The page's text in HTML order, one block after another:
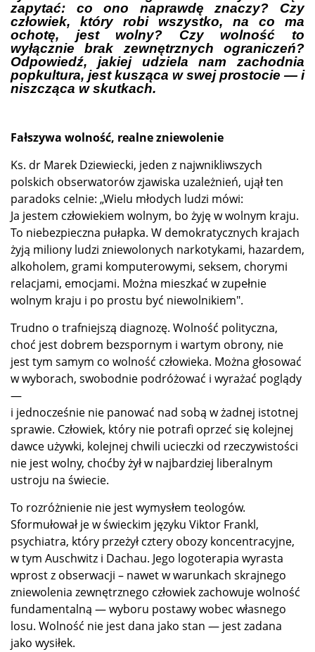
zapytać: co ono naprawdę znaczy? Czy
człowiek, który robi wszystko, na co ma
ochotę, jest wolny? Czy wolność to
wyłącznie brak zewnętrznych ograniczeń?
Odpowiedź, jakiej udziela nam zachodnia
popkultura, jest kusząca w swej prostocie — i
niszcząca w skutkach.
Fałszywa wolność, realne zniewolenie
Ks. dr Marek Dziewiecki, jeden z najwnikliwszych
polskich obserwatorów zjawiska uzależnień, ujął ten
paradoks celnie: „Wielu młodych ludzi mówi:
Ja jestem człowiekiem wolnym, bo żyję w wolnym kraju.
To niebezpieczna pułapka. W demokratycznych krajach
żyją miliony ludzi zniewolonych narkotykami, hazardem,
alkoholem, grami komputerowymi, seksem, chorymi
relacjami, emocjami. Można mieszkać w zupełnie
wolnym kraju i po prostu być niewolnikiem".
Trudno o trafniejszą diagnozę. Wolność polityczna,
choć jest dobrem bezspornym i wartym obrony, nie
jest tym samym co wolność człowieka. Można głosować
w wyborach, swobodnie podróżować i wyrażać poglądy
—
i jednocześnie nie panować nad sobą w żadnej istotnej
sprawie. Człowiek, który nie potrafi oprzeć się kolejnej
dawce używki, kolejnej chwili ucieczki od rzeczywistości
nie jest wolny, choćby żył w najbardziej liberalnym
ustroju na świecie.
To rozróżnienie nie jest wymysłem teologów.
Sformułował je w świeckim języku Viktor Frankl,
psychiatra, który przeżył cztery obozy koncentracyjne,
w tym Auschwitz i Dachau. Jego logoterapia wyrasta
wprost z obserwacji – nawet w warunkach skrajnego
zniewolenia zewnętrznego człowiek zachowuje wolność
fundamentalną — wyboru postawy wobec własnego
losu. Wolność nie jest dana jako stan — jest zadana
jako wysiłek.